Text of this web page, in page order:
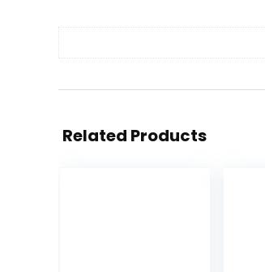
Related Products